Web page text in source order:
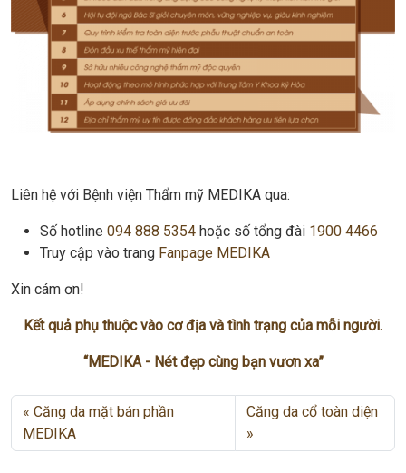
Liên hệ với Bệnh viện Thẩm mỹ MEDIKA qua:
Số hotline 094 888 5354 hoặc số tổng đài 1900 4466
Truy cập vào trang Fanpage MEDIKA
Xin cám ơn!
Kết quả phụ thuộc vào cơ địa và tình trạng của mỗi người.
“MEDIKA - Nét đẹp cùng bạn vươn xa”
Căng da mặt bán phần
MEDIKA
Căng da cổ toàn diện